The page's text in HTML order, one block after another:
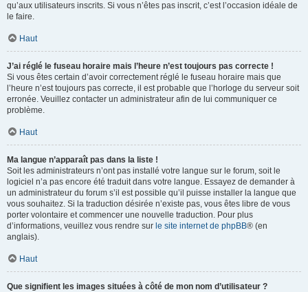
qu’aux utilisateurs inscrits. Si vous n’êtes pas inscrit, c’est l’occasion idéale de
le faire.
Haut
J’ai réglé le fuseau horaire mais l’heure n’est toujours pas correcte !
Si vous êtes certain d’avoir correctement réglé le fuseau horaire mais que
l’heure n’est toujours pas correcte, il est probable que l’horloge du serveur soit
erronée. Veuillez contacter un administrateur afin de lui communiquer ce
problème.
Haut
Ma langue n’apparaît pas dans la liste !
Soit les administrateurs n’ont pas installé votre langue sur le forum, soit le
logiciel n’a pas encore été traduit dans votre langue. Essayez de demander à
un administrateur du forum s’il est possible qu’il puisse installer la langue que
vous souhaitez. Si la traduction désirée n’existe pas, vous êtes libre de vous
porter volontaire et commencer une nouvelle traduction. Pour plus
d’informations, veuillez vous rendre sur le site internet de phpBB® (en
anglais).
Haut
Que signifient les images situées à côté de mon nom d’utilisateur ?